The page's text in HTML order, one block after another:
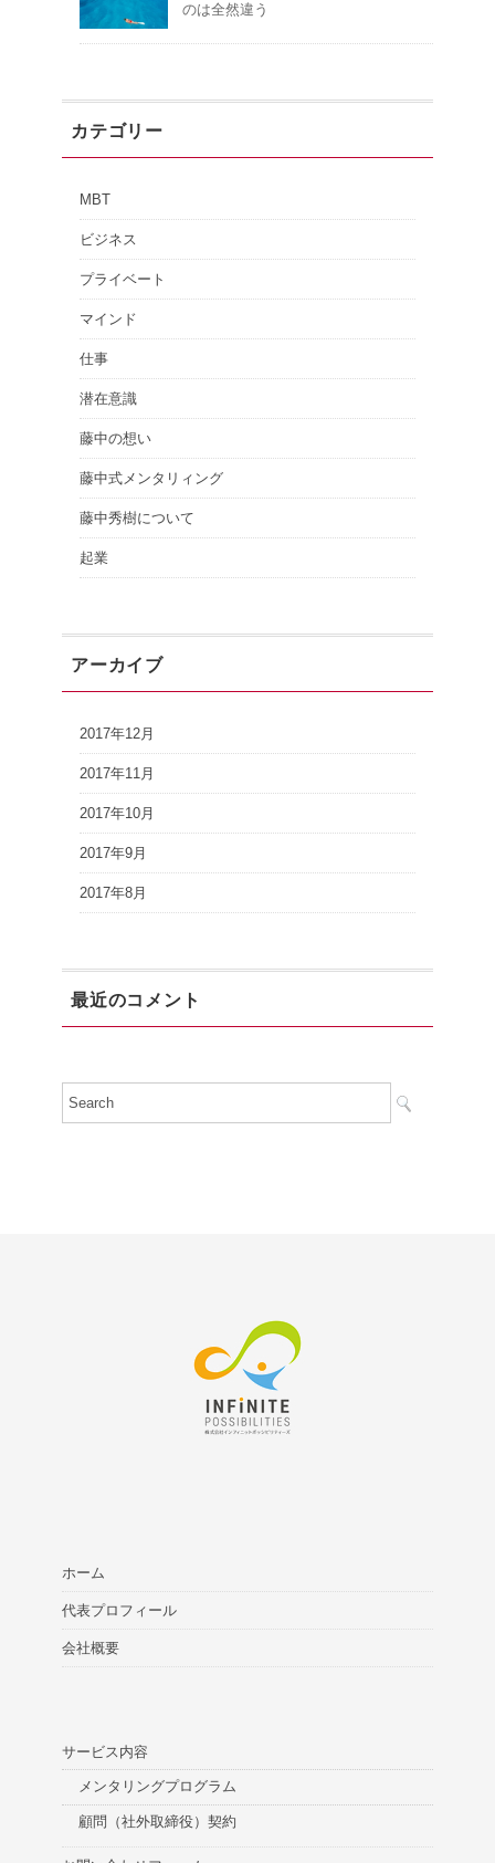
のは全然違う
カテゴリー
MBT
ビジネス
プライベート
マインド
仕事
潜在意識
藤中の想い
藤中式メンタリィング
藤中秀樹について
起業
アーカイブ
2017年12月
2017年11月
2017年10月
2017年9月
2017年8月
最近のコメント
ホーム
代表プロフィール
会社概要
サービス内容
メンタリングプログラム
顧問（社外取締役）契約